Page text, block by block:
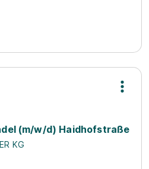
(m/w/d) Haidhofstraße
KG